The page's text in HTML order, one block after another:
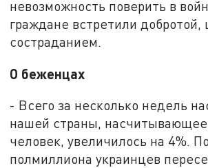
невозможность поверить в
граждане встретили
состраданием.
О беженцах
- Всего за несколько недель
нашей страны,
человек, увеличилось на 4%.
полмиллиона украинцев